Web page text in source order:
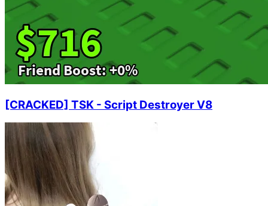
[CRACKED] TSK - Script Destroyer V8